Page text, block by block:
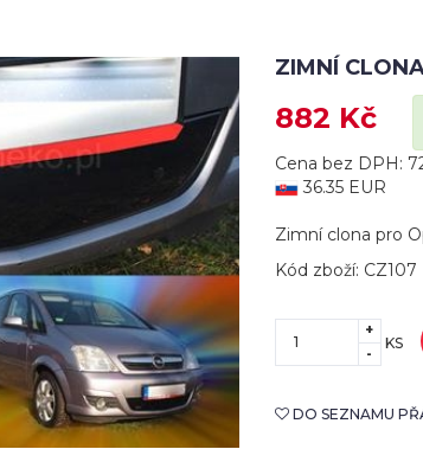
ZIMNÍ
882 Kč
Cena bez DPH:
36.35 EUR
Zimní clona pro
Kód zboží: CZ107
+
-
KS
DO SEZNAMU